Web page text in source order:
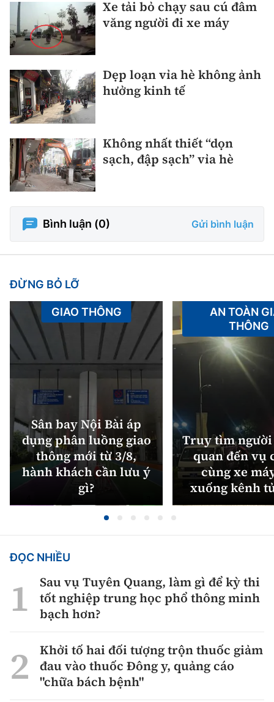
Xe tải bỏ chạy sau cú đâm
văng người đi xe máy
Dẹp loạn vỉa hè không ảnh
hưởng kinh tế
Không nhất thiết “dọn
sạch, đập sạch” vỉa hè
Bình luận (0) Gửi bình luận
ĐỪNG BỎ LỠ
Sân bay Nội Bài áp
dụng phân luồng giao
thông mới từ 3/8,
hành khách cần lưu ý
gì?
GIAO THÔNG
Truy tìm
quan đến vụ
cùng xe
xuống kênh
AN TOÀN
THÔNG
ĐỌC NHIỀU
Sau vụ Tuyên Quang, làm gì để kỳ thi
tốt nghiệp trung học phổ thông minh
bạch hơn?
Khởi tố hai đối tượng trộn thuốc giảm
đau vào thuốc Đông y, quảng cáo
"chữa bách bệnh"